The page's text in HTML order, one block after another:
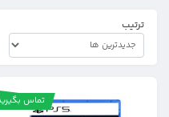
ترتیب
تماس بگیرید